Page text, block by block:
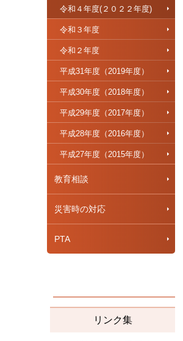
令和４年度(２０２２年度)
令和３年度
令和２年度
平成31年度（2019年度）
平成30年度（2018年度）
平成29年度（2017年度）
平成28年度（2016年度）
平成27年度（2015年度）
教育相談
災害時の対応
PTA
リンク集